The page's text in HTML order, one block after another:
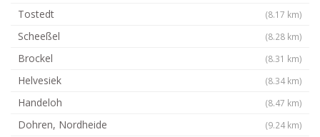
Tostedt (8.17 km)
Scheeßel (8.28 km)
Brockel (8.31 km)
Helvesiek (8.34 km)
Handeloh (8.47 km)
Dohren, Nordheide (9.24 km)